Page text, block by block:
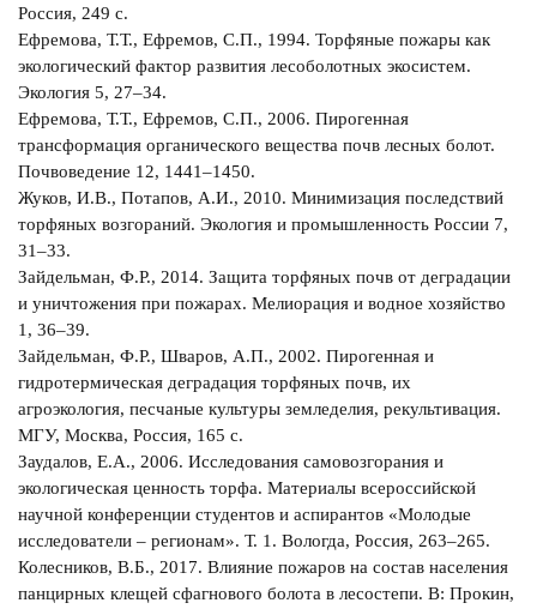
Россия, 249 с.
Ефремова, Т.Т., Ефремов, С.П., 1994. Торфяные пожары как
экологический фактор развития лесоболотных экосистем.
Экология 5, 27–34.
Ефремова, Т.Т., Ефремов, С.П., 2006. Пирогенная
трансформация органического вещества почв лесных болот.
Почвоведение 12, 1441–1450.
Жуков, И.В., Потапов, А.И., 2010. Минимизация последствий
торфяных возгораний. Экология и промышленность России 7,
31–33.
Зайдельман, Ф.Р., 2014. Защита торфяных почв от деградации
и уничтожения при пожарах. Мелиорация и водное хозяйство
1, 36–39.
Зайдельман, Ф.Р., Шваров, А.П., 2002. Пирогенная и
гидротермическая деградация торфяных почв, их
агроэкология, песчаные культуры земледелия, рекультивация.
МГУ, Москва, Россия, 165 с.
Заудалов, Е.А., 2006. Исследования самовозгорания и
экологическая ценность торфа. Материалы всероссийской
научной конференции студентов и аспирантов «Молодые
исследователи – регионам». Т. 1. Вологда, Россия, 263–265.
Колесников, В.Б., 2017. Влияние пожаров на состав населения
панцирных клещей сфагнового болота в лесостепи. В: Прокин,